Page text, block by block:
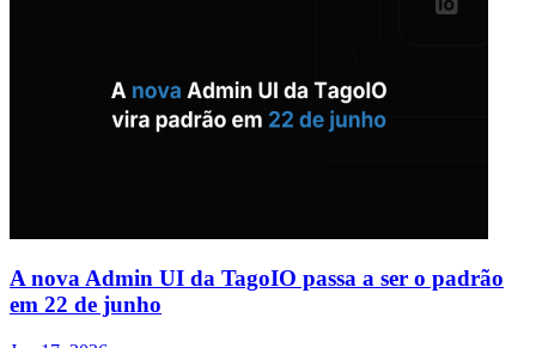
A nova Admin UI da TagoIO passa a ser o padrão
em 22 de junho